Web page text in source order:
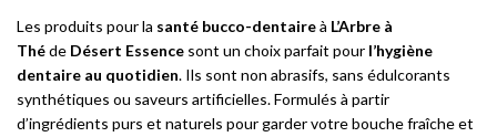
Les produits pour la santé bucco-dentaireà L’Arbre à
Théde Désert Essence sont un choix parfait pour l’hygiène
dentaire au quotidien. Ils sont non abrasifs, sans édulcorants
synthétiques ou saveurs artificielles. Formulés à partir
d’ingrédients purs et naturels pour garder votre bouche fraîche et